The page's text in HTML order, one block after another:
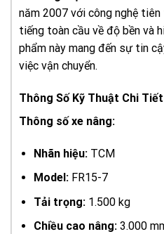
năm 2007 với công nghệ
tiếng toàn cầu về độ bền và
phẩm này mang đến sự tin
việc vận chuyển.
Thông Số Kỹ Thuật Chi Tiết
Thông số xe nâng:
Nhãn hiệu:TCM
Model:FR15-7
Tải trọng:1.500 kg
Chiều cao nâng:3.000